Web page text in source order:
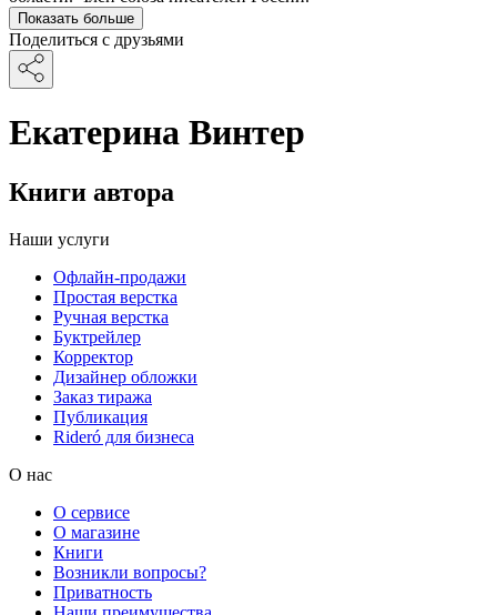
Показать больше
Поделиться с друзьями
Екатерина Винтер
Книги автора
Наши услуги
Офлайн-продажи
Простая верстка
Ручная верстка
Буктрейлер
Корректор
Дизайнер обложки
Заказ тиража
Публикация
Rideró для бизнеса
О нас
О сервисе
О магазине
Книги
Возникли вопросы?
Приватность